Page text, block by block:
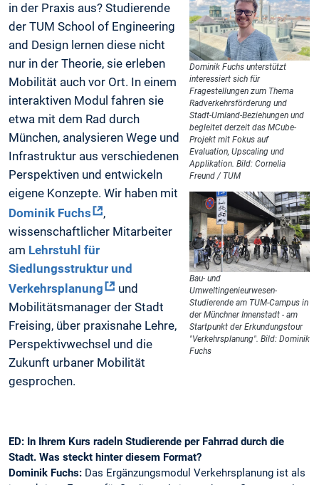
Dominik Fuchs unterstützt
interessiert sich für
Fragestellungen zum Thema
Radverkehrsförderung und
Stadt-Umland-Beziehungen und
begleitet derzeit das MCube-
Projekt mit Fokus auf
Evaluation, Upscaling und
Applikation. Bild: Cornelia
Freund / TUM
Bau- und
Umweltingenieurwesen-
Studierende am TUM-Campus in
der Münchner Innenstadt - am
Startpunkt der Erkundungstour
"Verkehrsplanung". Bild: Dominik
Fuchs
in der Praxis aus? Studierende
der TUM School of Engineering
and Design lernen diese nicht
nur in der Theorie, sie erleben
Mobilität auch vor Ort. In einem
interaktiven Modul fahren sie
etwa mit dem Rad durch
München, analysieren Wege und
Infrastruktur aus verschiedenen
Perspektiven und entwickeln
eigene Konzepte. Wir haben mit
Dominik Fuchs
,
wissenschaftlicher Mitarbeiter
am Lehrstuhl für
Siedlungsstruktur und
Verkehrsplanung
und
Mobilitätsmanager der Stadt
Freising, über praxisnahe Lehre,
Perspektivwechsel und die
Zukunft urbaner Mobilität
gesprochen.
ED: In Ihrem Kurs radeln Studierende per Fahrrad durch die
Stadt. Was steckt hinter diesem Format?
Dominik Fuchs: Das Ergänzungsmodul Verkehrsplanung ist als